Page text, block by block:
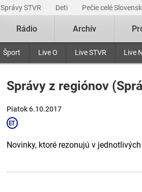
Správy STVR Deti Pečie celé
Šport Live O Live STVR Live
Rádio Archív
Správy z regiónov
Piatok 6.10.2017
Novinky, ktoré rezonujú v